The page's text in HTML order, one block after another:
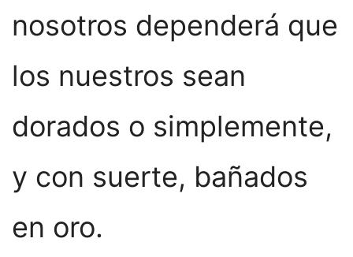
nosotros dependerá que
los nuestros sean
dorados o simplemente,
y con suerte, bañados
en oro.